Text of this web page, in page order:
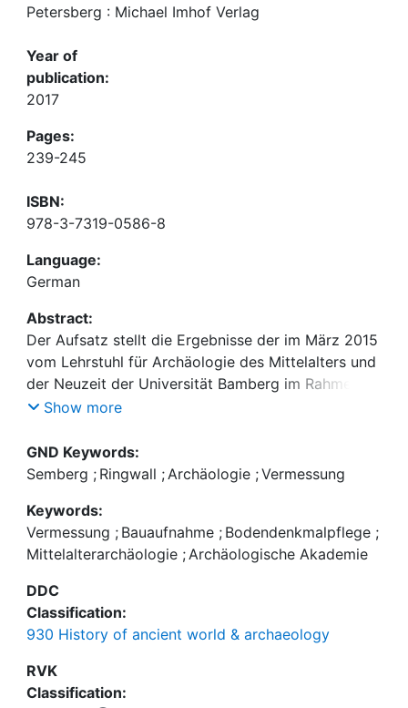
Petersberg : Michael Imhof Verlag
Year of
publication:
2017
Pages:
239-245
ISBN:
978-3-7319-0586-8
Language:
German
Abstract:
Der Aufsatz stellt die Ergebnisse der im März 2015
vom Lehrstuhl für Archäologie des Mittelalters und
der Neuzeit der Universität Bamberg im Rahmen
der Archäologischen Akademie durchgeführten
sowie der Bauaufnahme der Ruine der
Helenenkapelle bei Kemmern im Landkreis
Show more
GND Keywords:
Semberg ; Ringwall ; Archäologie ;Vermessung
Keywords:
Vermessung ; Bauaufnahme ; Bodendenkmalpflege ;
Mittelalterarchäologie ; Archäologische Akademie
DDC
Classification:
930 History of ancient world & archaeology
RVK
Classification: